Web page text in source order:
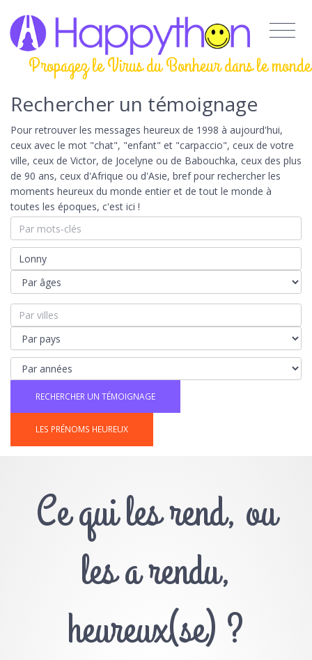
Propagez le Virus du Bonheur dans le monde
Rechercher un témoignage
Pour retrouver les messages heureux de 1998 à aujourd'hui,
ceux avec le mot "chat", "enfant" et "carpaccio", ceux de votre
ville, ceux de Victor, de Jocelyne ou de Babouchka, ceux des plus
de 90 ans, ceux d'Afrique ou d'Asie, bref pour rechercher les
moments heureux du monde entier et de tout le monde à
toutes les époques, c'est ici !
LES PRÉNOMS HEUREUX
Ce qui les rend, ou
les a rendu,
heureux(se) ?